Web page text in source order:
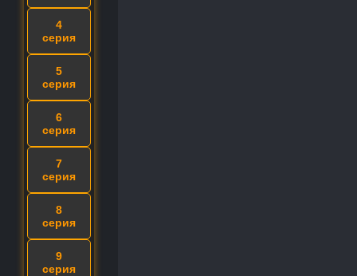
4
серия
5
серия
6
серия
7
серия
8
серия
9
серия